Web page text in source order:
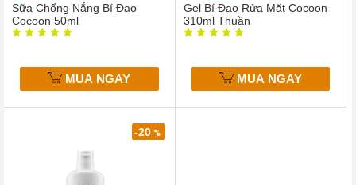
Sữa Chống Nắng Bí Đao
Cocoon 50ml
MUA NGAY
Gel Bí Đao Rửa Mặt Cocoon
310ml Thuần
MUA NGAY
-20%